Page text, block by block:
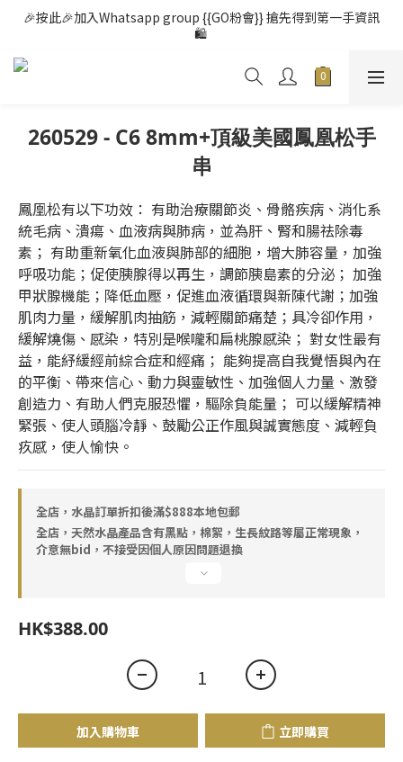
🎉按此🎉加入Whatsapp group {{GO粉會}} 搶先得到第一手資訊
🛍️
260529 - C6 8mm+頂級美國鳳凰松手
串
鳳凰松有以下功效： 有助治療關節炎、骨骼疾病、消化系
統毛病、潰瘍、血液病與肺病，並為肝、腎和腸祛除毒
素； 有助重新氧化血液與肺部的細胞，增大肺容量，加強
呼吸功能；促使胰腺得以再生，調節胰島素的分泌； 加強
甲狀腺機能；降低血壓，促進血液循環與新陳代謝；加強
肌肉力量，緩解肌肉抽筋，減輕關節痛楚；具冷卻作用，
緩解燒傷、感染，特別是喉嚨和扁桃腺感染； 對女性最有
益，能紓緩經前綜合症和經痛； 能夠提高自我覺悟與內在
的平衡、帶來信心、動力與靈敏性、加強個人力量、激發
創造力、有助人們克服恐懼，驅除負能量； 可以緩解精神
緊張、使人頭腦冷靜、鼓勵公正作風與誠實態度、減輕負
疚感，使人愉快。
全店，水晶訂單折扣後滿$888本地包郵
全店，天然水晶產品含有黑點，棉絮，生長紋路等屬正常現象，
介意無bid，不接受因個人原因問題退換
HK$388.00
加入購物車 立即購買